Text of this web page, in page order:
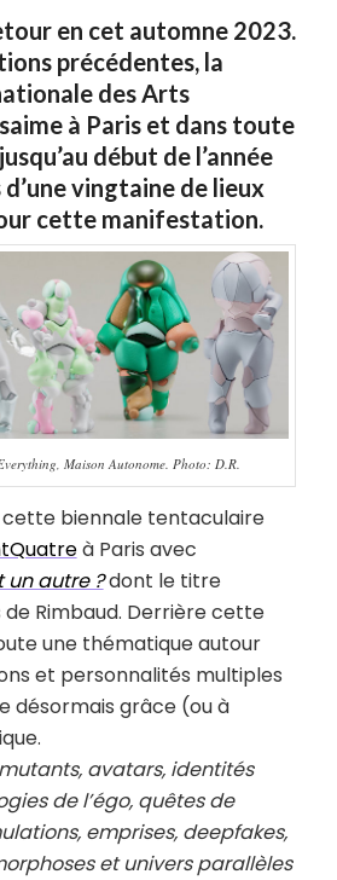
en cet automne 2023.
précédentes, la
des Arts
à Paris et dans toute
début de l’année
vingtaine de lieux
cette manifestation.
Maison Autonome. Photo: D.R.
cette biennale tentaculaire
à Paris avec
un autre ?dont le titre
Rimbaud. Derrière cette
une thématique autour
et personnalités multiples
désormais grâce (ou à
avatars, identités
de l’égo, quêtes de
emprises, deepfakes,
et univers parallèles